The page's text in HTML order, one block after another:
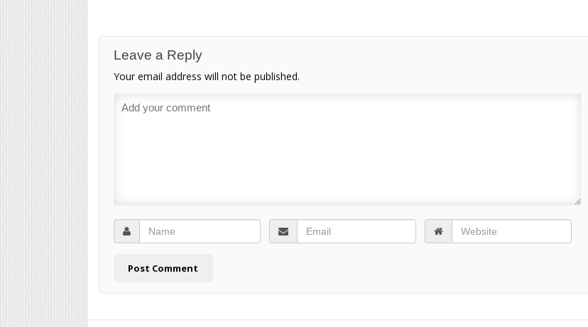
Leave a Reply
Your email address will not be published.